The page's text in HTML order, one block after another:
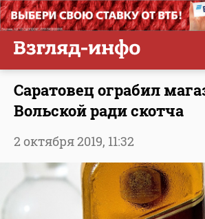
Саратовец ограбил
Вольской ради скотча
2 октября 2019, 11:32